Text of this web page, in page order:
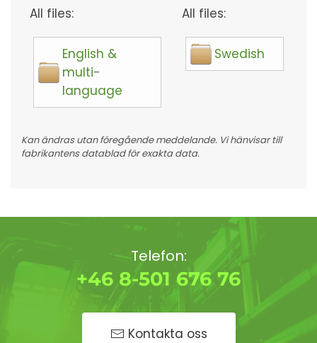
All files:
English &
multi-
language
All files:
Swedish
Kan ändras utan föregående meddelande. Vi hänvisar till
fabrikantens datablad för exakta data.
Telefon:
+46 8-501 676 76
Kontakta oss